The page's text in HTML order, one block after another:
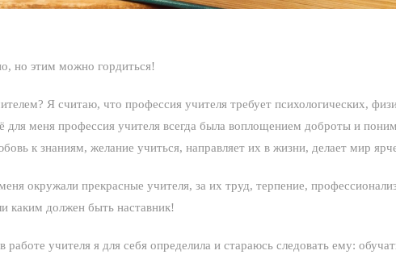
но этим можно гордиться!
Я считаю, что профессия учителя требует психологических,
меня профессия учителя всегда была воплощением доброты и
к знаниям, желание учиться, направляет их в жизни, делает мир
окружали прекрасные учителя, за их труд, терпение,
каким должен быть наставник!
работе учителя я для себя определила и стараюсь следовать ему: